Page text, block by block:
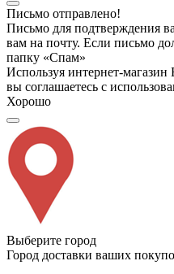
Письмо отправлено!
Письмо для подтверждения
вам на почту. Если письмо
папку «Спам»
Используя интернет-магазин
вы соглашаетесь с
Хорошо
Выберите город
Город доставки ваших